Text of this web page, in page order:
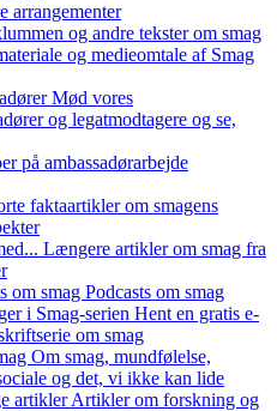
arrangementer
og andre tekster om smag
og medieomtale af Smag
Mød vores
og legatmodtagere og se,
på ambassadørarbejde
faktaartikler om smagens
Længere artikler om smag fra
om smag Podcasts om smag
i Smag-serien Hent en gratis e-
om smag
Om smag, mundfølelse,
og det, vi ikke kan lide
artiklerArtikler om forskning og